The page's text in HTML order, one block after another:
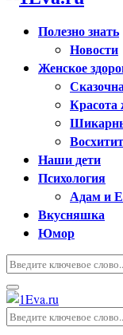
Полезно знать
Новости
Женское
Красота
Наши дети
Психология
Адам и
Вкусняшка
Юмор
Искать:
Основное
меню
Искать: